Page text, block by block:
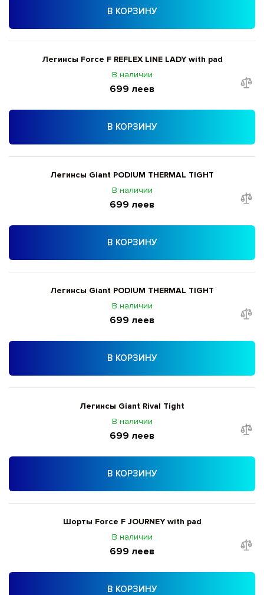
В КОРЗИНУ
Легинсы Force F REFLEX LINE LADY with pad
В наличии
699 леев
В КОРЗИНУ
Легинсы Giant PODIUM THERMAL TIGHT
В наличии
699 леев
В КОРЗИНУ
Легинсы Giant PODIUM THERMAL TIGHT
В наличии
699 леев
В КОРЗИНУ
Легинсы Giant Rival Tight
В наличии
699 леев
В КОРЗИНУ
Шорты Force F JOURNEY with pad
В наличии
699 леев
В КОРЗИНУ